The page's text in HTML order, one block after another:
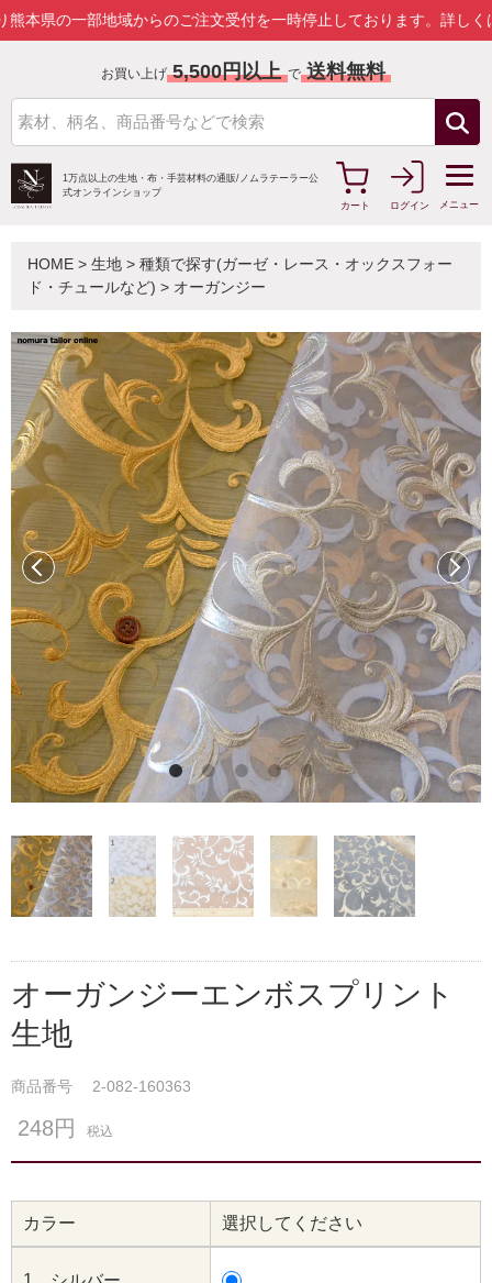
部地域からのご注文受付を一時停止しております。詳しくはこちら
お買い上げ 5,500円以上 で 送料無料
1万点以上の生地・布・手芸材料の通販/ ノムラテーラー公
式オンラインショップ
カート
ログイン メニュー
HOME > 生地 > 種類で探す(ガーゼ・レース・オックスフォー
ド・チュールなど) > オーガンジー
前へ 次へ
オーガンジーエンボスプリント
生地
商品番号 2-082-160363
248円 税込
カラー 選択してください